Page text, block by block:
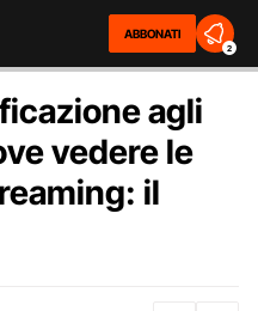
ABBONATI
2
agli
vedere le
il